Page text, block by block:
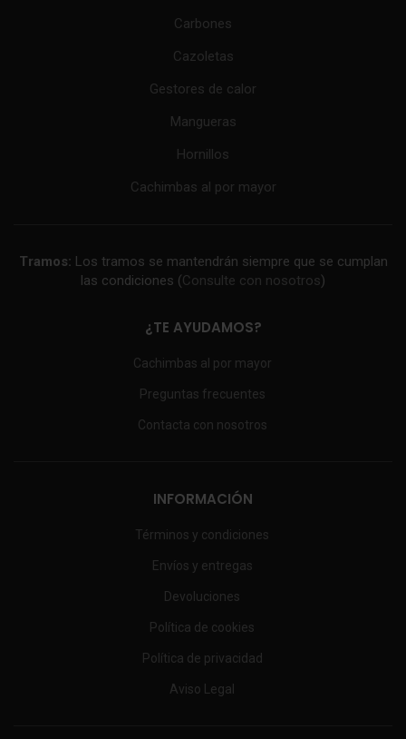
Carbones
Cazoletas
Gestores de calor
Mangueras
Hornillos
Cachimbas al por mayor
Tramos: Los tramos se mantendrán siempre que se cumplan
las condiciones (Consulte con nosotros)
¿TE AYUDAMOS?
Cachimbas al por mayor
Preguntas frecuentes
Contacta con nosotros
INFORMACIÓN
Términos y condiciones
Envíos y entregas
Devoluciones
Política de cookies
Política de privacidad
Aviso Legal